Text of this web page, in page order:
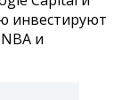
инвестируют
и